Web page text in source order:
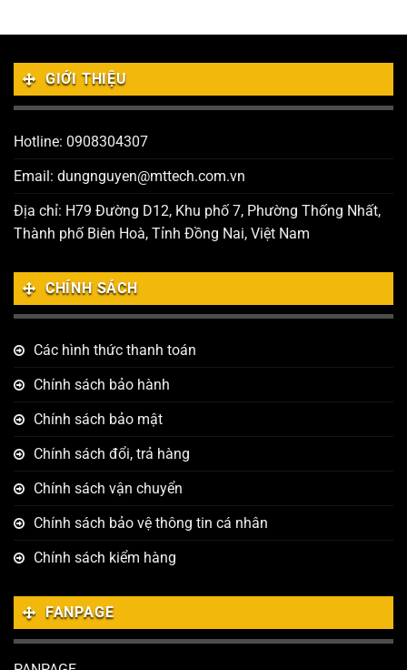
GIỚI THIỆU
Hotline: 0908304307
Email: dungnguyen@mttech.com.vn
Địa chỉ: H79 Đường D12, Khu phố 7, Phường Thống Nhất,
Thành phố Biên Hoà, Tỉnh Đồng Nai, Việt Nam
CHÍNH SÁCH
Các hình thức thanh toán
Chính sách bảo hành
Chính sách bảo mật
Chính sách đổi, trả hàng
Chính sách vận chuyển
Chính sách bảo vệ thông tin cá nhân
Chính sách kiểm hàng
FANPAGE